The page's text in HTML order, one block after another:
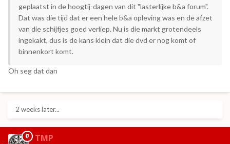
geplaatst in de hoogtij-dagen van dit "lasterlijke b&a forum".
Dat was die tijd dat er een hele b&a opleving was en de afzet
van die schijfjes goed verliep. Nu is die markt grotendeels
ingekakt, dus is de kans klein dat die dvd er nog komt of
binnenkort komt.
Oh seg dat dan
2 weeks later...
TMP